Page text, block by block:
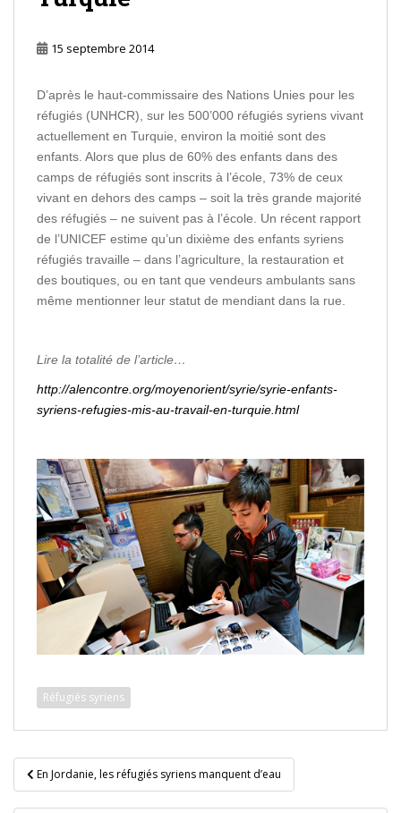
15 septembre 2014
D’après le haut-commissaire des Nations Unies pour les
réfugiés (UNHCR), sur les 500’000 réfugiés syriens vivant
actuellement en Turquie, environ la moitié sont des
enfants. Alors que plus de 60% des enfants dans des
camps de réfugiés sont inscrits à l’école, 73% de ceux
vivant en dehors des camps – soit la très grande majorité
des réfugiés – ne suivent pas à l’école. Un récent rapport
de l’UNICEF estime qu’un dixième des enfants syriens
réfugiés travaille – dans l’agriculture, la restauration et
des boutiques, ou en tant que vendeurs ambulants sans
même mentionner leur statut de mendiant dans la rue.
Lire la totalité de l’article…
http://alencontre.org/moyenorient/syrie/syrie-enfants-
syriens-refugies-mis-au-travail-en-turquie.html
Réfugiés syriens
Navigation
de
En Jordanie, les réfugiés syriens manquent d’eau